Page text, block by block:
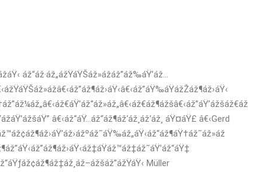
áž“áž·áž„ážŸáŸŠáž»ážáž”áž‰áŸ’áž…
â€‹áž“áŸ…áž“áž¶áž‘áž¸áž‘áž¸ áŸ¤áŸ£ â€‹Gerd
Müller